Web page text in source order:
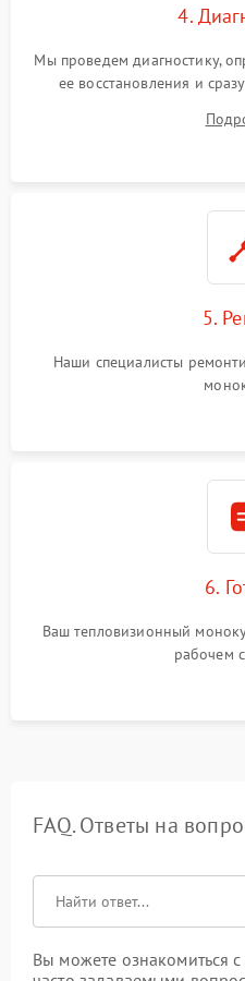
4.
Мы проведем диагностику,
ее восстановления и
5.
Наши специалисты
6.
Ваш тепловизионный
рабочем
FAQ. Ответы на
Вы можете ознакомиться